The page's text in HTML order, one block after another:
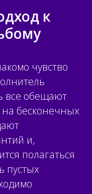
к
чувство
все обещают
на бесконечных
и,
полагаться
пустых